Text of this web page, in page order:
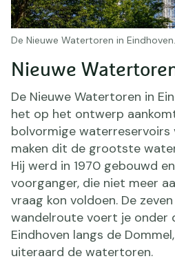
Nieuwe
De Nieuwe Watertoren in
het op het ontwerp
bolvormige waterreservoirs
maken dit de grootste
Hij werd in 1970 gebouwd
voorganger, die niet meer
vraag kon voldoen. De
wandelroute voert je onder
Eindhoven langs de
uiteraard de watertoren.
De Nieuwe Watertoren in